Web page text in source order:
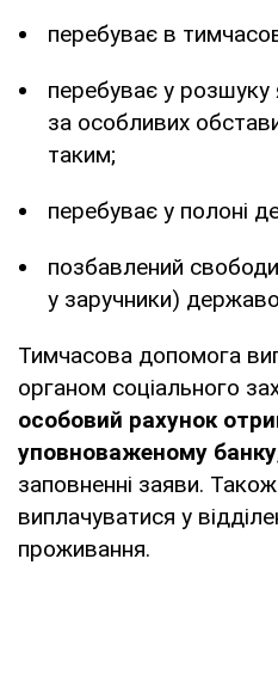
перебуває в
перебуває у розшуку
за особливих
таким;
перебуває у полоні
позбавлений
у заручники)
Тимчасова допомога
органом соціального
особовий рахунок
уповноваженому банку
заповненні заяви.
виплачуватися у
проживання.